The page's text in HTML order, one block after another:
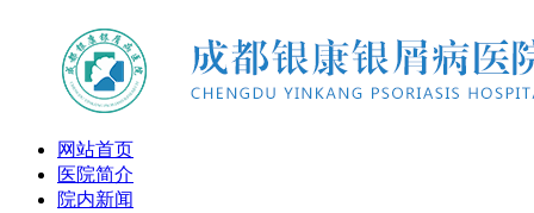
网站首页
医院简介
院内新闻